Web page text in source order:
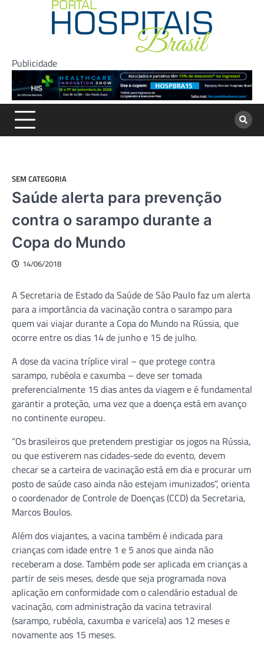
Publicidade
SEM CATEGORIA
Saúde alerta para prevenção
contra o sarampo durante a
Copa do Mundo
14/06/2018
A Secretaria de Estado da Saúde de São Paulo faz um alerta
para a importância da vacinação contra o sarampo para
quem vai viajar durante a Copa do Mundo na Rússia, que
ocorre entre os dias 14 de junho e 15 de julho.
A dose da vacina tríplice viral – que protege contra
sarampo, rubéola e caxumba – deve ser tomada
preferencialmente 15 dias antes da viagem e é fundamental
garantir a proteção, uma vez que a doença está em avanço
no continente europeu.
“Os brasileiros que pretendem prestigiar os jogos na Rússia,
ou que estiverem nas cidades-sede do evento, devem
checar se a carteira de vacinação está em dia e procurar um
posto de saúde caso ainda não estejam imunizados”, orienta
o coordenador de Controle de Doenças (CCD) da Secretaria,
Marcos Boulos.
Além dos viajantes, a vacina também é indicada para
crianças com idade entre 1 e 5 anos que ainda não
receberam a dose. Também pode ser aplicada em crianças a
partir de seis meses, desde que seja programada nova
aplicação em conformidade com o calendário estadual de
vacinação, com administração da vacina tetraviral
(sarampo, rubéola, caxumba e varicela) aos 12 meses e
novamente aos 15 meses.